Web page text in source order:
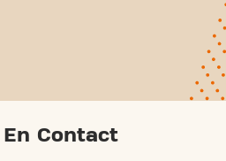
En Contact